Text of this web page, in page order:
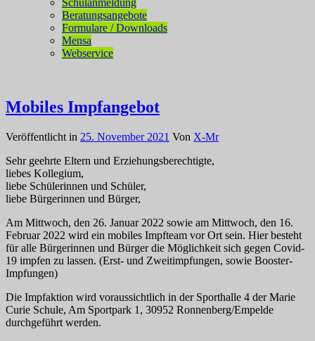
Schulanmeldung
Beratungsangebote
Formulare / Downloads
Mensa
Webservice
Mobiles Impfangebot
Veröffentlicht in 25. November 2021 Von X-Mr
Sehr geehrte Eltern und Erziehungsberechtigte,
liebes Kollegium,
liebe Schülerinnen und Schüler,
liebe Bürgerinnen und Bürger,
Am Mittwoch, den 26. Januar 2022 sowie am Mittwoch, den 16.
Februar 2022 wird ein mobiles Impfteam vor Ort sein. Hier besteht
für alle Bürgerinnen und Bürger die Möglichkeit sich gegen Covid-
19 impfen zu lassen. (Erst- und Zweitimpfungen, sowie Booster-
Impfungen)
Die Impfaktion wird voraussichtlich in der Sporthalle 4 der Marie
Curie Schule, Am Sportpark 1, 30952 Ronnenberg/Empelde
durchgeführt werden.